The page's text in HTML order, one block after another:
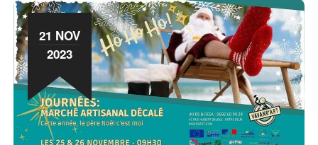
21 NOV
2023